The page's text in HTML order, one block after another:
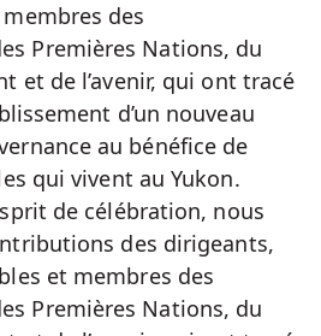
des
Premières Nations, du
et de l’avenir, qui ont tracé
d’un nouveau
au bénéfice de
qui vivent au Yukon.
de célébration, nous
des dirigeants,
et membres des
Premières Nations, du